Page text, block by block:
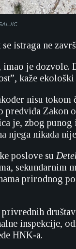
istraga ne
je dozvole.
kaže
nisu tokom
Zakon
je, zbog
njega nikada
poslove su
sekundarnim
prirodnog
inspekcije,
HNK-a.